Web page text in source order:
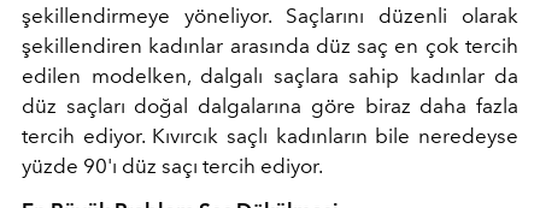
şekillendirmeye yöneliyor. Saçlarını düzenli olarak
şekillendiren kadınlar arasında düz saç en çok tercih
edilen modelken, dalgalı saçlara sahip kadınlar da
düz saçları doğal dalgalarına göre biraz daha fazla
tercih ediyor. Kıvırcık saçlı kadınların bile neredeyse
yüzde 90'ı düz saçı tercih ediyor.